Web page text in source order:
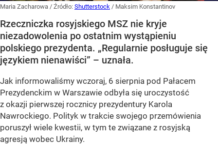
Maria Zacharowa / Źródło: Shutterstock / Maksim Konstantinov
Rzeczniczka rosyjskiego MSZ nie kryje
niezadowolenia po ostatnim wystąpieniu
polskiego prezydenta. „Regularnie posługuje się
językiem nienawiści” – uznała.
Jak informowaliśmy wczoraj, 6 sierpnia pod Pałacem
Prezydenckim w Warszawie odbyła się uroczystość
z okazji pierwszej rocznicy prezydentury Karola
Nawrockiego. Polityk w trakcie swojego przemówienia
poruszył wiele kwestii, w tym te związane z rosyjską
agresją wobec Ukrainy.